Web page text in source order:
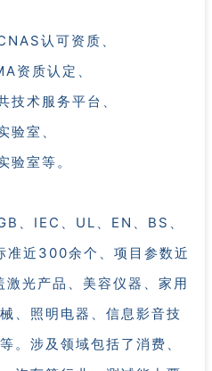
认可资质、
资质认定、
术服务平台、
验室、
验室等。
、IEC、UL、EN、BS、
准近300余个、项目参数近
光产品、美容仪器、家用
、照明电器、信息影音技
。涉及领域包括了消费、